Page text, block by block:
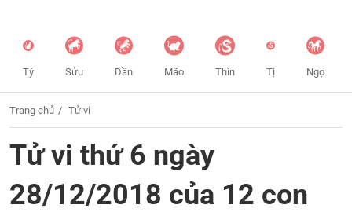
Tý Sửu Dần Mão Thìn Tị Ngọ
Trang chủ Tử vi
Tử vi thứ 6 ngày
28/12/2018 của 12 con